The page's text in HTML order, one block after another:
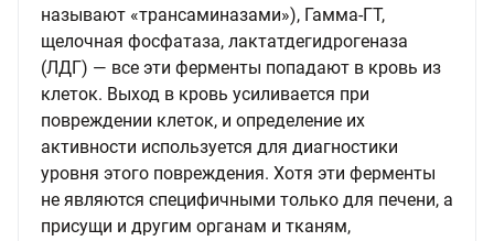
называют «трансаминазами»), Гамма-ГТ,
щелочная фосфатаза, лактатдегидрогеназа
(ЛДГ) — все эти ферменты попадают в кровь из
клеток. Выход в кровь усиливается при
повреждении клеток, и определение их
активности используется для диагностики
уровня этого повреждения. Хотя эти ферменты
не являются специфичными только для печени, а
присущи и другим органам и тканям,